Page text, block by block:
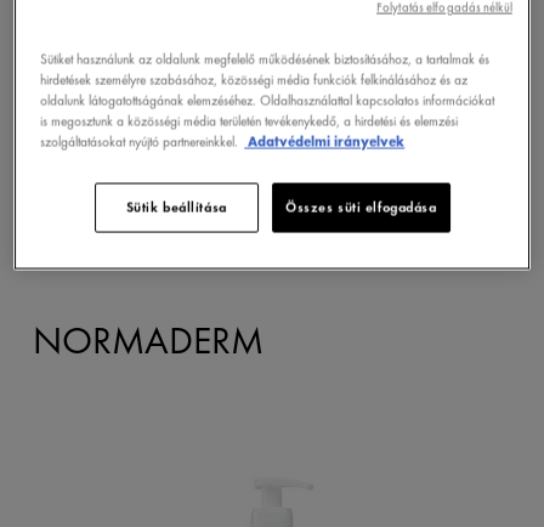
UV-CLEAR
( 12 VÉLEMÉNY ALAPJÁN )
FEDEZZE FEL
NORMADERM
Sütiket használunk az oldalunk megfelelő működésének biztosításához, a tartalmak és
hirdetések személyre szabásához, közösségi média funkciók felkínálásához és az
oldalunk látogatottságának elemzéséhez. Oldalhasználattal kapcsolatos információkat
is megosztunk a közösségi média területén tevékenykedő, a hirdetési és elemzési
szolgáltatásokat nyújtó partnereinkkel.
Adatvédelmi irányelvek
Sütik beállítása Összes süti elfogadása
Folytatás elfogadás nélkül